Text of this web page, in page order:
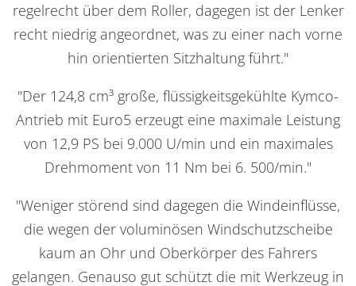
regelrecht über dem Roller, dagegen ist der Lenker
recht niedrig angeordnet, was zu einer nach vorne
hin orientierten Sitzhaltung führt."
"Der 124,8 cm³ große, flüssigkeitsgekühlte Kymco-
Antrieb mit Euro5 erzeugt eine maximale Leistung
von 12,9 PS bei 9.000 U/min und ein maximales
Drehmoment von 11 Nm bei 6. 500/min."
"Weniger störend sind dagegen die Windeinflüsse,
die wegen der voluminösen Windschutzscheibe
kaum an Ohr und Oberkörper des Fahrers
gelangen. Genauso gut schützt die mit Werkzeug in